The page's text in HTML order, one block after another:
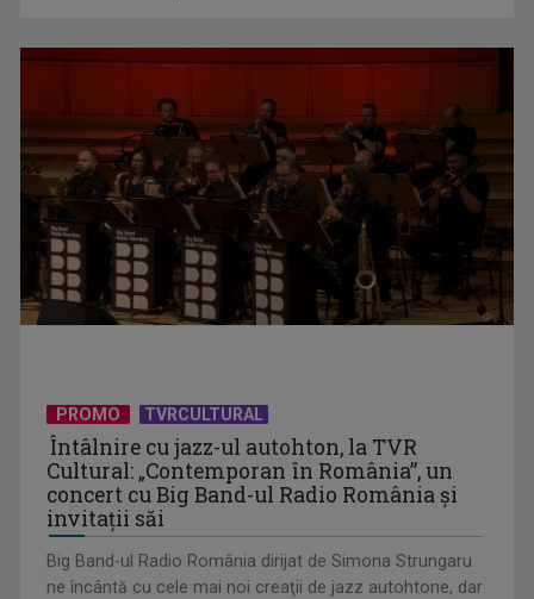
Horaţiu Mălăele ...
PROMO TVRCULTURAL
Întâlnire cu jazz-ul autohton, la TVR
Cultural: „Contemporan în România”, un
concert cu Big Band-ul Radio România şi
invitaţii săi
Big Band-ul Radio România dirijat de Simona Strungaru
ne încântă cu cele mai noi creaţii de jazz autohtone, dar